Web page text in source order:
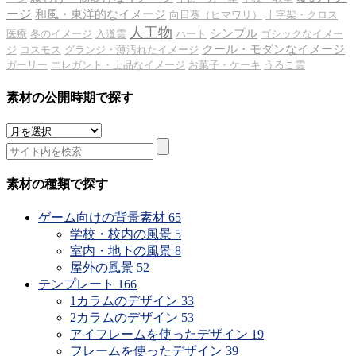
ージ 和風・東洋的なイメージ 向日葵（ヒマワリ）
十字架・クロス
医療 冬のイメージ 入道雲 人工物 ハート シンプル ゴシックなイメー
ジ コスモス グランジ・薄汚れたイメージ クール・モダンなイメージ
ガーリー エレガント・上品なイメージ お菓子・ケーキ うろこ雲
素材の公開時期で探す
素
材
の
公
素材の種類で探す
ゲーム向けの背景素材 65
学校・校内の風景 5
室内・地下の風景 8
屋外の風景 52
テンプレート 166
1カラムのデザイン 33
2カラムのデザイン 53
アイフレームを使ったデザイン 19
フレームを使ったデザイン 39